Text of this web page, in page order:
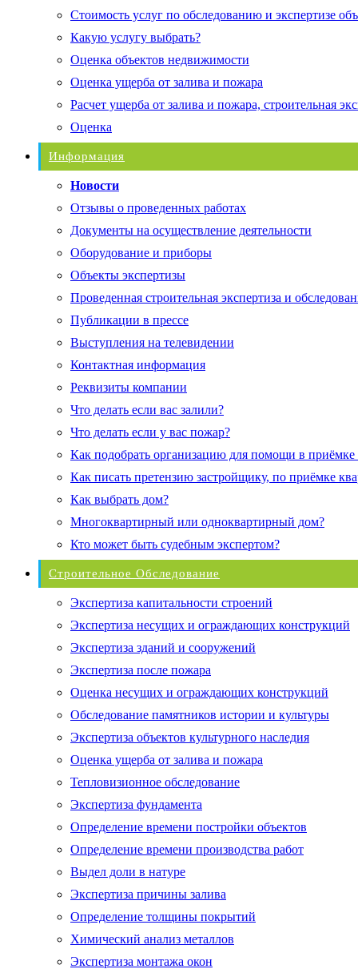
Стоимость услуг по обследованию и экспертизе
Какую услугу выбрать?
Оценка объектов недвижимости
Оценка ущерба от залива и пожара
Расчет ущерба от залива и пожара, строительная
Оценка
Информация
Новости
Отзывы о проведенных работах
Документы на осуществление деятельности
Оборудование и приборы
Объекты экспертизы
Проведенная строительная экспертиза и
Публикации в прессе
Выступления на телевидении
Контактная информация
Реквизиты компании
Что делать если вас залили?
Что делать если у вас пожар?
Как подобрать организацию для помощи в приёмке
Как писать претензию застройщику, по приёмке
Как выбрать дом?
Многоквартирный или одноквартирный дом?
Кто может быть судебным экспертом?
Строительное Обследование
Экспертиза капитальности строений
Экспертиза несущих и ограждающих конструкций
Экспертиза зданий и сооружений
Экспертиза после пожара
Оценка несущих и ограждающих конструкций
Обследование памятников истории и культуры
Экспертиза объектов культурного наследия
Оценка ущерба от залива и пожара
Тепловизионное обследование
Экспертиза фундамента
Определение времени постройки объектов
Определение времени производства работ
Выдел доли в натуре
Экспертиза причины залива
Определение толщины покрытий
Химический анализ металлов
Экспертиза монтажа окон